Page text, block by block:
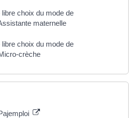
choix du mode de
maternelle
choix du mode de
crèche